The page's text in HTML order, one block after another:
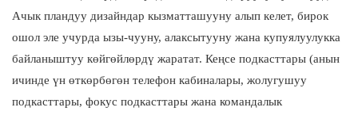
8. Перси кабиналары
9.BUSYPOD
10. YOUSEN
Ачык пландуу дизайндар кызматташууну алып келет, бирок
ошол эле учурда ызы-чууну, алаксытууну жана купуялуулукка
байланыштуу көйгөйлөрдү жаратат. Кеңсе подкасттары (анын
ичинде үн өткөрбөгөн телефон кабиналары, жолугушуу
подкасттары, фокус подкасттары жана командалык